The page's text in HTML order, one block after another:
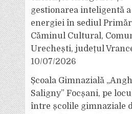
gestionarea inteligentă a
energiei în sediul
Căminul Cultural,
Urechești, județul
10/07/2026
Școala Gimnazială
Saligny” Focșani, pe
între școlile gimnaziale